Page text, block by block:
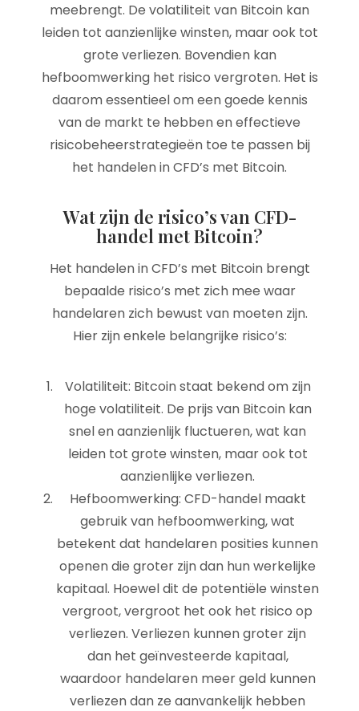
meebrengt. De volatiliteit van Bitcoin kan
leiden tot aanzienlijke winsten, maar ook tot
grote verliezen. Bovendien kan
hefboomwerking het risico vergroten. Het is
daarom essentieel om een goede kennis
van de markt te hebben en effectieve
risicobeheerstrategieën toe te passen bij
het handelen in CFD’s met Bitcoin.
Wat zijn de risico’s van CFD-
handel met Bitcoin?
Het handelen in CFD’s met Bitcoin brengt
bepaalde risico’s met zich mee waar
handelaren zich bewust van moeten zijn.
Hier zijn enkele belangrijke risico’s:
Volatiliteit: Bitcoin staat bekend om zijn
hoge volatiliteit. De prijs van Bitcoin kan
snel en aanzienlijk fluctueren, wat kan
leiden tot grote winsten, maar ook tot
aanzienlijke verliezen.
Hefboomwerking: CFD-handel maakt
gebruik van hefboomwerking, wat
betekent dat handelaren posities kunnen
openen die groter zijn dan hun werkelijke
kapitaal. Hoewel dit de potentiële winsten
vergroot, vergroot het ook het risico op
verliezen. Verliezen kunnen groter zijn
dan het geïnvesteerde kapitaal,
waardoor handelaren meer geld kunnen
verliezen dan ze aanvankelijk hebben